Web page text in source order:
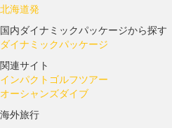
北海道発
国内ダイナミックパッケージから探す
ダイナミックパッケージ
関連サイト
インパクトゴルフツアー
オーシャンズダイブ
海外旅行